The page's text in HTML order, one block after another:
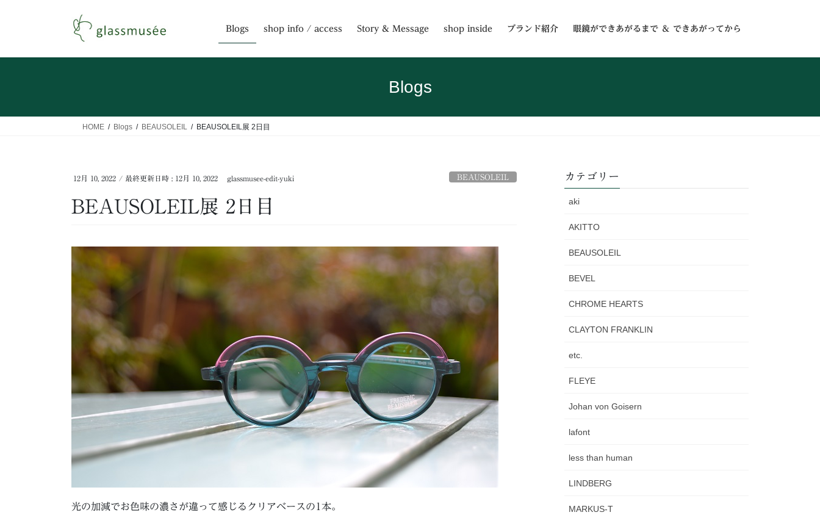
Blogs shop info / access Story & Message shop inside ブランド紹介 眼鏡ができあがるまで ＆ できあがってから
Blogs
HOME Blogs BEAUSOLEIL BEAUSOLEIL展 2日目
12月 10, 2022 / 最終更新日時 : 12月 10, 2022 glassmusee-edit-yuki BEAUSOLEIL
BEAUSOLEIL展 2日目
光の加減でお色味の濃さが違って感じるクリアベースの1本。
カテゴリー
aki
AKITTO
BEAUSOLEIL
BEVEL
CHROME HEARTS
CLAYTON FRANKLIN
etc.
FLEYE
Johan von Goisern
lafont
less than human
LINDBERG
MARKUS-T